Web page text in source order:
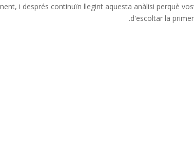
i després continuïn llegint aquesta anàlisi perquè
d'escoltar la